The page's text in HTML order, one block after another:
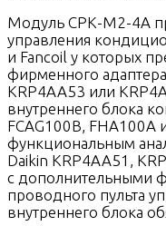
Модуль СРК-М2-4A
управления
и Fancoil у которых
фирменного
KRP4AA53 или
внутреннего блока
FCAG100B, FHA100A
функциональным
Daikin KRP4AA51,
с дополнительными
проводного пульта
внутреннего блока